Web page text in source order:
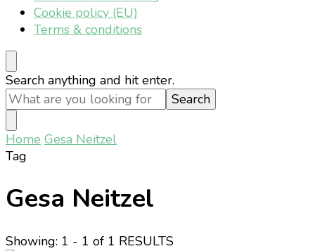
Cookie policy (EU)
Terms & conditions
Looking
for
Something?
Search anything and hit enter.
Home Gesa Neitzel
Tag
Gesa Neitzel
Showing: 1 - 1 of 1 RESULTS